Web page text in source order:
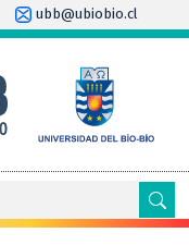
ubb@ubiobio.cl